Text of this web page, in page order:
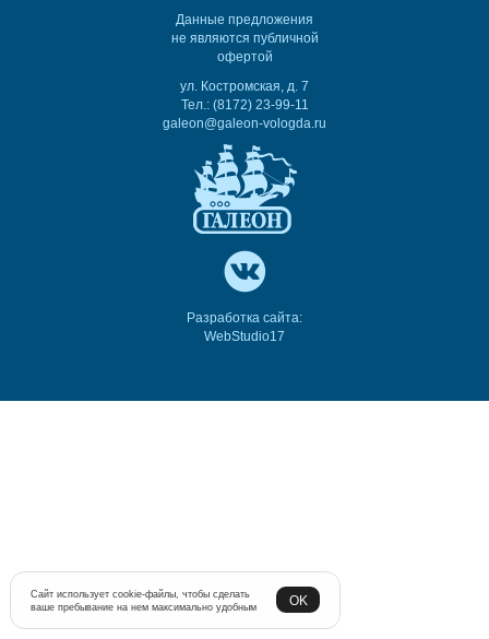
Данные предложения
не являются публичной
офертой
ул. Костромская, д. 7
Тел.: (8172) 23-99-11
galeon@galeon-vologda.ru
Разработка сайта:
WebStudio17
Сайт использует cookie-файлы, чтобы сделать
ваше пребывание на нем максимально удобным
OK